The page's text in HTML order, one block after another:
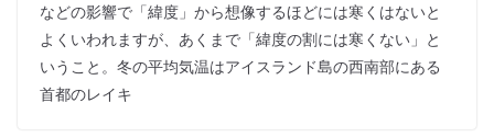
などの影響で「緯度」から想像するほどには寒くはないと
よくいわれますが、あくまで「緯度の割には寒くない」と
いうこと。冬の平均気温はアイスランド島の西南部にある
首都のレイキ